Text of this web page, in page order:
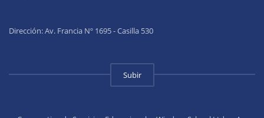
Dirección: Av. Francia Nº 1695 - Casilla 530
Subir